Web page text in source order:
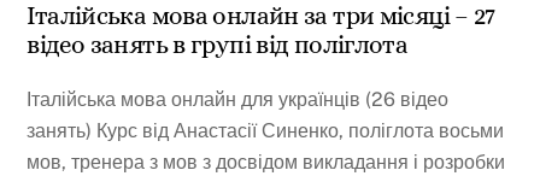
Італійська мова онлайн за три місяці – 27
відео занять в групі від поліглота
Італійська мова онлайн для українців (26 відео
занять) Курс від Анастасії Синенко, поліглота восьми
мов, тренера з мов з досвідом викладання і розробки